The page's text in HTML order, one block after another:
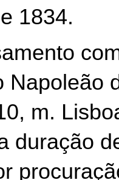
1834.
Napoleão
m.
duração